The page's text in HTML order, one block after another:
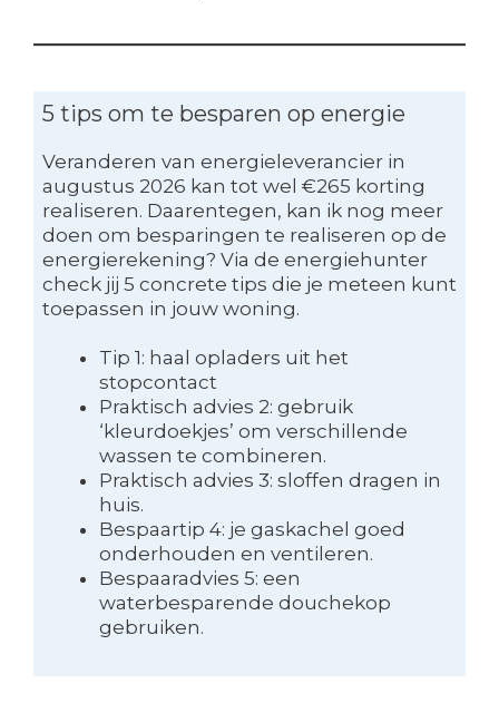
5 tips om te besparen op energie
Veranderen van energieleverancier in
augustus 2026 kan tot wel €265 korting
realiseren. Daarentegen, kan ik nog meer
doen om besparingen te realiseren op de
energierekening? Via de energiehunter
check jij 5 concrete tips die je meteen kunt
toepassen in jouw woning.
Tip 1: haal opladers uit het
stopcontact
Praktisch advies 2: gebruik
‘kleurdoekjes’ om verschillende
wassen te combineren.
Praktisch advies 3: sloffen dragen in
huis.
Bespaartip 4: je gaskachel goed
onderhouden en ventileren.
Bespaaradvies 5: een
waterbesparende douchekop
gebruiken.